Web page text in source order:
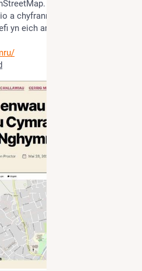
a chyfrannu manylion enwau
yn eich ardal chi ato